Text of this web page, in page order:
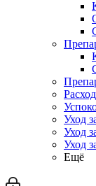
Уход
Уход
Уход
Ещё